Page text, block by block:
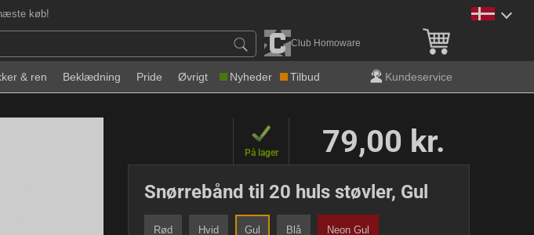
køb! Gratis levering over 600
Club Homoware
& ren Beklædning Pride Øvrigt Nyheder Tilbud Kundeservice
På lager 79,00 kr.
Snørrebånd til 20 huls støvler, Gul
Rød Hvid Gul Blå Neon Gul